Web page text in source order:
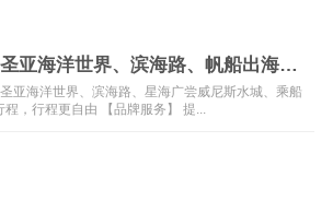
亚海洋世界、滨海路、帆船出海喂
亚海洋世界、滨海路、星海广尝威尼斯水城、乘船
，行程更自由 【品牌服务】 提...